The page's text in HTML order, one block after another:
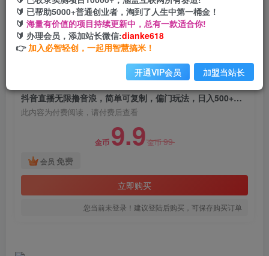
入500+【视频教程】
网创电课网
2年前发布
1892 58
抖音直播无限撸音浪，简单可复制，偏门玩法，日入500+【视频教程】
此内容为付费阅读，请付费后查看
金币 9.9金币99
会员 免费
立即购买
您当前未登录！建议登陆后购买，可保存购买订单
🔰 已帮助5000+普通创业者，淘到了人生中第一桶金！
🔰 海量有价值的项目持续更新中，总有一款适合你!
🔰 办理会员，添加站长微信:dianke618
👉 加入必智轻创，一起用智慧搞米！
开通VIP会员 加盟当站长